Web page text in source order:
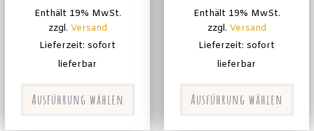
Enthält 19% MwSt.
zzgl. Versand
Lieferzeit: sofort
lieferbar
Ausführung wählen
Enthält 19% MwSt.
zzgl. Versand
Lieferzeit: sofort
lieferbar
Ausführung wählen